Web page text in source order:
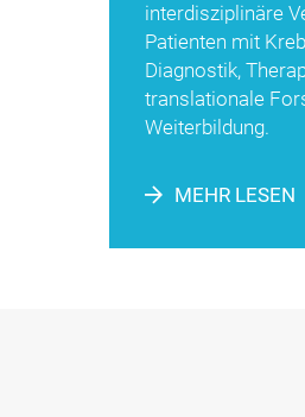
interdisziplinäre
Patienten mit
Diagnostik,
translationale
Weiterbildung.
MEHR LESEN